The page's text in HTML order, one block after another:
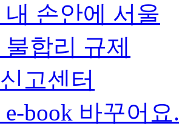
내 손안에 서울
불합리 규제
신고센터
e-book 바꾸어요.